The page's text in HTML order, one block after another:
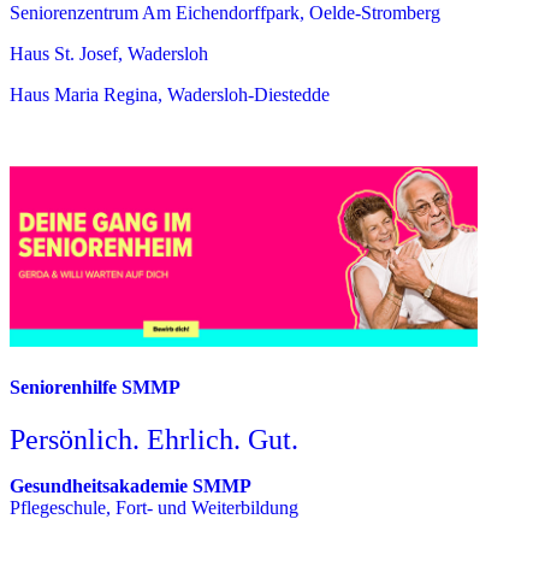
Seniorenzentrum Am Eichendorffpark, Oelde-Stromberg
Haus St. Josef, Wadersloh
Haus Maria Regina, Wadersloh-Diestedde
Seniorenhilfe SMMP
Persönlich. Ehrlich. Gut.
Gesundheitsakademie SMMP
Pflegeschule, Fort- und Weiterbildung